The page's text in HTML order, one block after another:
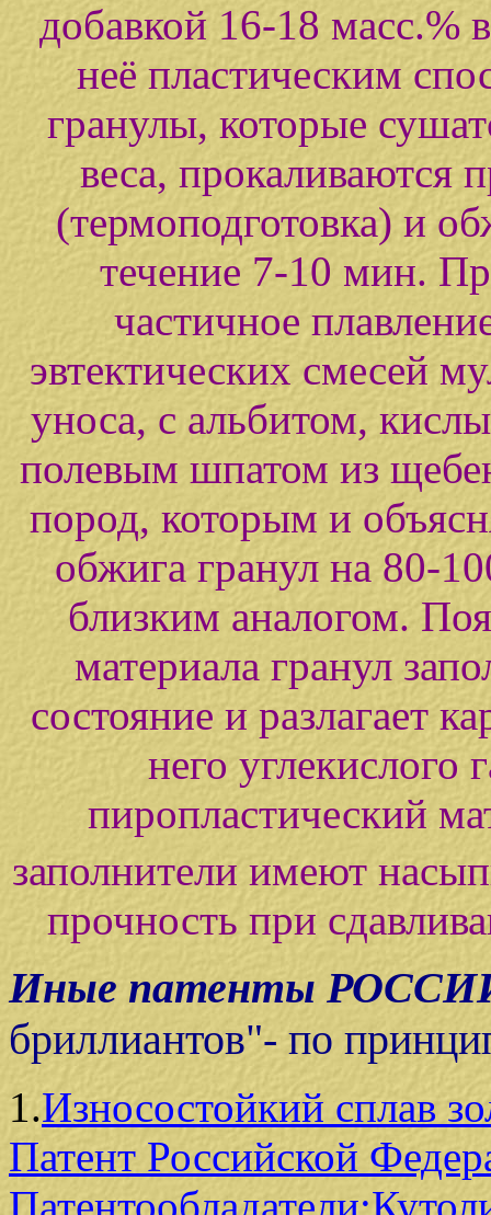
добавкой 16-18 масс.%
неё пластическим
гранулы, которые
веса, прокаливаются
(термоподготовка) и
течение 7-10 мин.
частичное
эвтектических смесей
уноса, с альбитом,
полевым шпатом из
пород, которым и
обжига гранул на 80-
близким аналогом.
материала гранул
состояние и разлагает
него углекислого
пиропластический
заполнители имеют
прочность при
Иные патенты
бриллиантов"- по
1.Износостойкий сплав
Патент Российской